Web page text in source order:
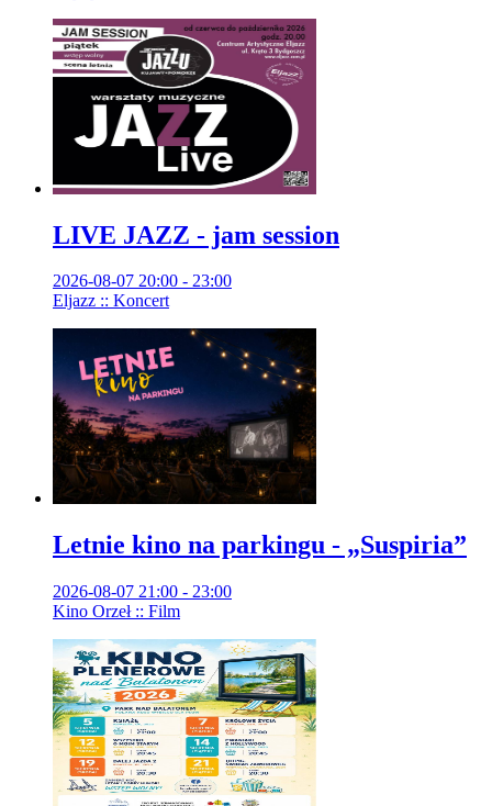
LIVE JAZZ - jam session
2026-08-07 20:00 - 23:00
Eljazz :: Koncert
Letnie kino na parkingu - „Suspiria”
2026-08-07 21:00 - 23:00
Kino Orzeł :: Film